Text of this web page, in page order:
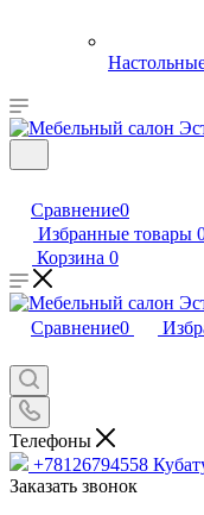
Сравнение0
Избранные товары
Корзина 0
Сравнение0
Телефоны
+78126794558
Заказать звонок